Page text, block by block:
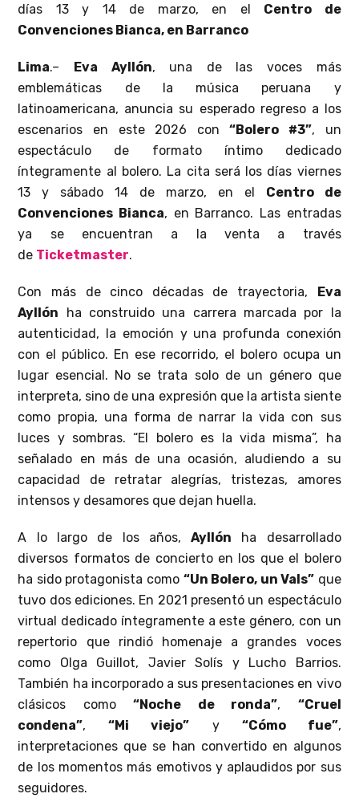
días 13 y 14 de marzo, en el Centro de
Convenciones Bianca, en Barranco
Lima.– Eva Ayllón, una de las voces más
emblemáticas de la música peruana y
latinoamericana, anuncia su esperado regreso a los
escenarios en este 2026 con“Bolero #3”, un
espectáculo de formato íntimo dedicado
íntegramente al bolero. La cita será los días viernes
13 y sábado 14 de marzo, en el Centro de
Convenciones Bianca, en Barranco. Las entradas
ya se encuentran a la venta a través
de Ticketmaster.
Con más de cinco décadas de trayectoria, Eva
Ayllón ha construido una carrera marcada por la
autenticidad, la emoción y una profunda conexión
con el público. En ese recorrido, el bolero ocupa un
lugar esencial. No se trata solo de un género que
interpreta, sino de una expresión que la artista siente
como propia, una forma de narrar la vida con sus
luces y sombras. “El bolero es la vida misma”, ha
señalado en más de una ocasión, aludiendo a su
capacidad de retratar alegrías, tristezas, amores
intensos y desamores que dejan huella.
A lo largo de los años,Ayllón ha desarrollado
diversos formatos de concierto en los que el bolero
ha sido protagonista como “Un Bolero, un Vals” que
tuvo dos ediciones. En 2021 presentó un espectáculo
virtual dedicado íntegramente a este género, con un
repertorio que rindió homenaje a grandes voces
como Olga Guillot, Javier Solís y Lucho Barrios.
También ha incorporado a sus presentaciones en vivo
clásicos como“Noche de ronda”, “Cruel
condena”,“Mi viejo” y “Cómo fue”,
interpretaciones que se han convertido en algunos
de los momentos más emotivos y aplaudidos por sus
seguidores.